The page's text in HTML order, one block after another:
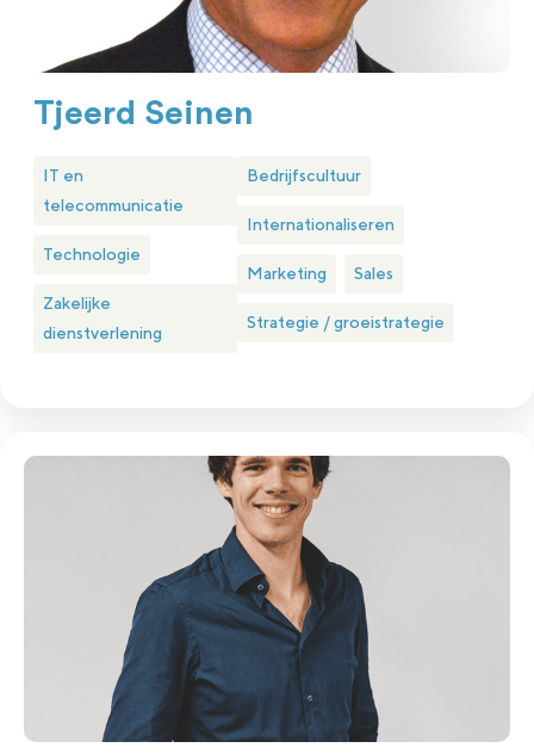
Tjeerd Seinen
IT en
telecommunicatie
Technologie
Zakelijke
dienstverlening
Bedrijfscultuur
Internationaliseren
Marketing Sales
Strategie / groeistrategie